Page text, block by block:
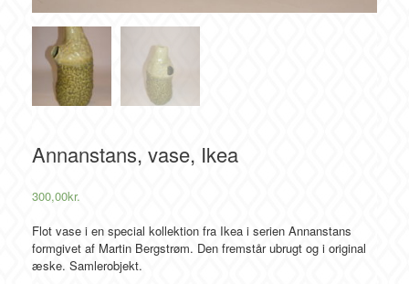
Annanstans, vase, Ikea
300,00kr.
Flot vase i en special kollektion fra Ikea i serien Annanstans
formgivet af Martin Bergstrøm. Den fremstår ubrugt og i original
æske. Samlerobjekt.